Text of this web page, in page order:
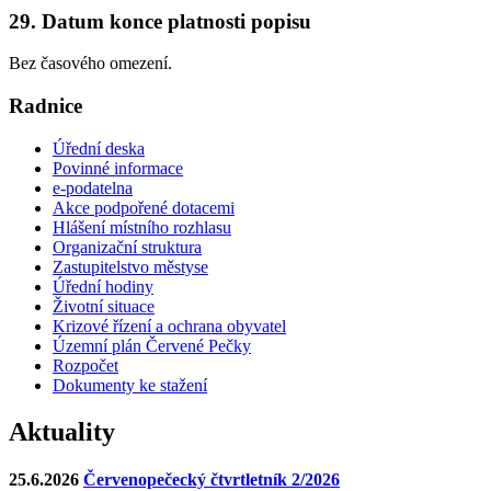
29. Datum konce platnosti popisu
Bez časového omezení.
Radnice
Úřední deska
Povinné informace
e-podatelna
Akce podpořené dotacemi
Hlášení místního rozhlasu
Organizační struktura
Zastupitelstvo městyse
Úřední hodiny
Životní situace
Krizové řízení a ochrana obyvatel
Územní plán Červené Pečky
Rozpočet
Dokumenty ke stažení
Aktuality
25.6.2026 Červenopečecký čtvrtletník 2/2026